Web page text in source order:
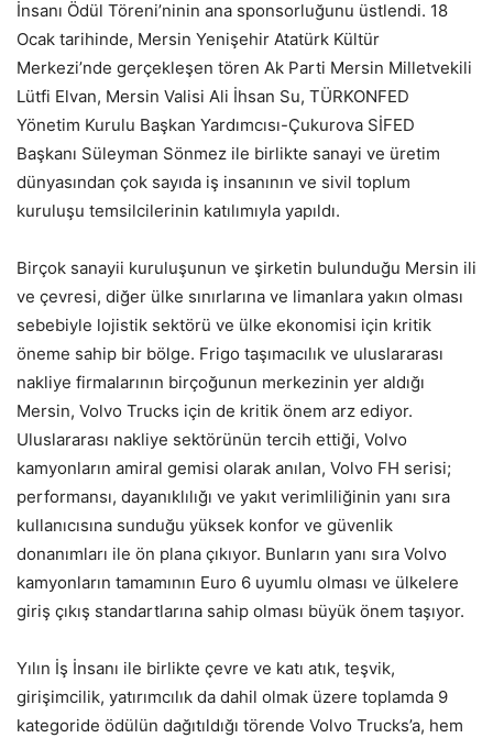
İnsanı Ödül Töreni’ninin ana sponsorluğunu üstlendi. 18
Ocak tarihinde, Mersin Yenişehir Atatürk Kültür
Merkezi’nde gerçekleşen tören Ak Parti Mersin Milletvekili
Lütfi Elvan, Mersin Valisi Ali İhsan Su, TÜRKONFED
Yönetim Kurulu Başkan Yardımcısı-Çukurova SİFED
Başkanı Süleyman Sönmez ile birlikte sanayi ve üretim
dünyasından çok sayıda iş insanının ve sivil toplum
kuruluşu temsilcilerinin katılımıyla yapıldı.
Birçok sanayii kuruluşunun ve şirketin bulunduğu Mersin ili
ve çevresi, diğer ülke sınırlarına ve limanlara yakın olması
sebebiyle lojistik sektörü ve ülke ekonomisi için kritik
öneme sahip bir bölge. Frigo taşımacılık ve uluslararası
nakliye firmalarının birçoğunun merkezinin yer aldığı
Mersin, Volvo Trucks için de kritik önem arz ediyor.
Uluslararası nakliye sektörünün tercih ettiği, Volvo
kamyonların amiral gemisi olarak anılan, Volvo FH serisi;
performansı, dayanıklılığı ve yakıt verimliliğinin yanı sıra
kullanıcısına sunduğu yüksek konfor ve güvenlik
donanımları ile ön plana çıkıyor. Bunların yanı sıra Volvo
kamyonların tamamının Euro 6 uyumlu olması ve ülkelere
giriş çıkış standartlarına sahip olması büyük önem taşıyor.
Yılın İş İnsanı ile birlikte çevre ve katı atık, teşvik,
girişimcilik, yatırımcılık da dahil olmak üzere toplamda 9
kategoride ödülün dağıtıldığı törende Volvo Trucks’a, hem